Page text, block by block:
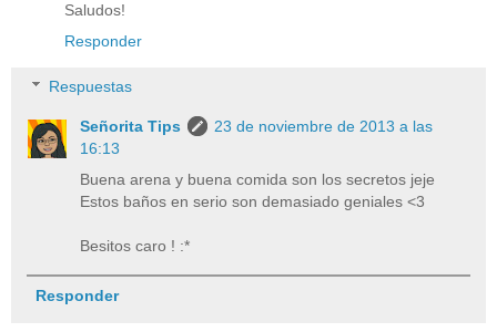
Saludos!
Responder
Respuestas
Señorita Tips
23 de noviembre de 2013 a las
16:13
Buena arena y buena comida son los secretos jeje
Estos baños en serio son demasiado geniales <3
Besitos caro ! :*
Responder